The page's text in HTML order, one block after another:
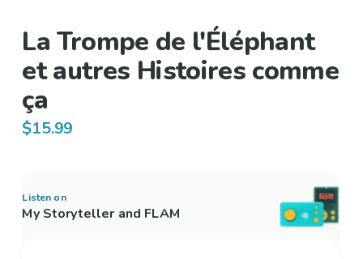
La Trompe de l'Éléphant
et autres Histoires comme
ça
$15.99
Listen on
My Storyteller and FLAM